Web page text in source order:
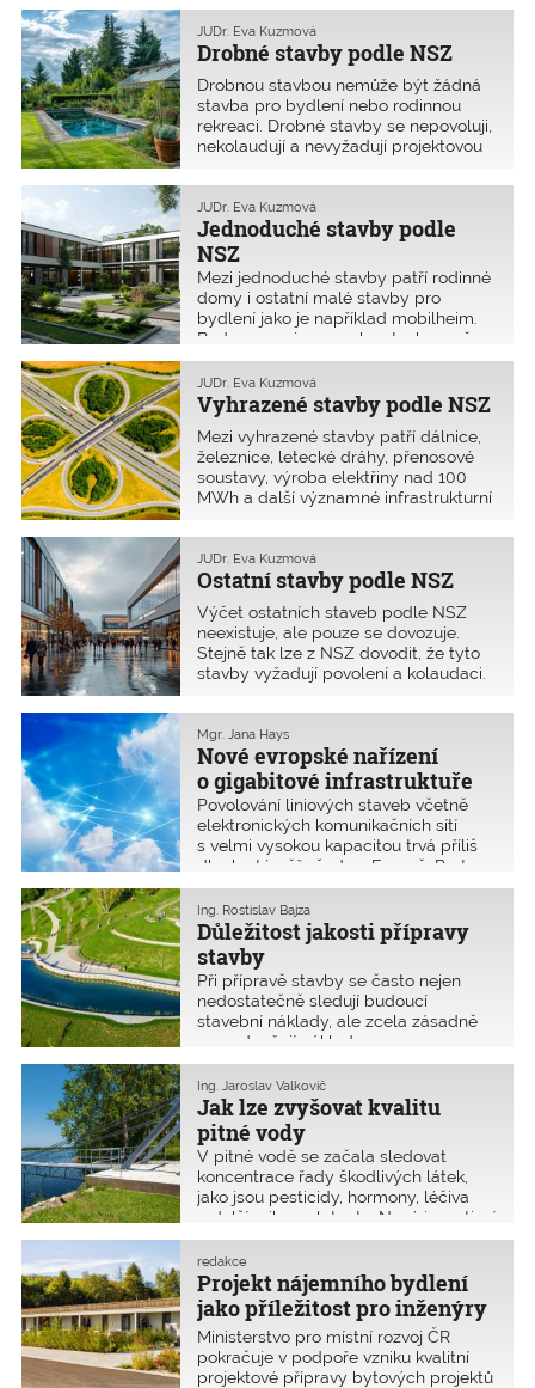
zákona v závislosti na tom, zda se
jedná o drobné, jednoduché,
vyhrazené a ostatní stavby. Tyto
novely nového stavebního zákona
změnily zařazení některých staveb. K
nejzásadnější změně patří to, že
stavba pro bydlení nemůže být
Drobné stavby podle NSZ
JUDr. Eva Kuzmová
Drobnou stavbou nemůže být žádná
stavba pro bydlení nebo rodinnou
rekreaci. Drobné stavby se nepovoluji,
nekolaudují a nevyžadují projektovou
svépomocí. Přinášíme podrobnou
právní analýzu požadavků na skupinu
drobných staveb definovaných v
příloze č. 1 NSZ.
Jednoduché stavby podle
NSZ
JUDr. Eva Kuzmová
Mezi jednoduché stavby patří rodinné
domy i ostatní malé stavby pro
bydlení jako je například mobilheim.
Budou se nejen povolovat, ale nově
opět i kolaudovat. Přinášíme
podrobnou právní analýzu požadavků
na skupinu jednoduchých staveb
definovaných v příloze č. 2 NSZ.
Vyhrazené stavby podle NSZ
JUDr. Eva Kuzmová
Mezi vyhrazené stavby patří dálnice,
železnice, letecké dráhy, přenosové
soustavy, výroba elektřiny nad 100
MWh a další významné infrastrukturní
speciální úřad DESÚ. Přinášíme
podrobnou právní analýzu požadavků
na skupinu vyhrazených staveb
definovaných v příloze č. 3 NSZ.
Ostatní stavby podle NSZ
JUDr. Eva Kuzmová
Výčet ostatních staveb podle NSZ
neexistuje, ale pouze se dovozuje.
Stejně tak lze z NSZ dovodit, že tyto
stavby vyžadují povolení a kolaudaci.
výčtu drobných, jednoduchých a
vyhrazených staveb. Může se tedy
pozemní komunikace s výjimkou
dálnic, jinde neuvedená vodní díla,
školy, nemocnice, bytové, obchodní či
kancelářské domy, skladové a
průmyslové haly a další.
Nové evropské nařízení
o gigabitové infrastruktuře
Mgr. Jana Hays
Povolování liniových staveb včetně
elektronických komunikačních sítí
s velmi vysokou kapacitou trvá příliš
dlouho téměř všude v Evropě. Proto
poslední plenární schůze Evropského
parlamentu, která se v tomto
volebním období konala 23. dubna
2024, přijala návrh nařízení s názvem
„Akt o gigabitové infrastruktuře“,
s cílem usnadnit budování
vysokorychlostních sítí elektronických
komunikací. V Evropském věstníku by
účinnost tohoto nařízení se
předpokládá již od prosince 2025.
Důležitost jakosti přípravy
stavby
Ing. Rostislav Bajza
Při přípravě stavby se často nejen
nedostatečně sledují budoucí
stavební náklady, ale zcela zásadně
se podceňují náklady na provoz
a údržbu této stavby. Ty nebývají
rozhodujícím kritériem ani při
zhotovování stavby. Po kolaudaci se
pak mnohý stavebník začne divit.
Jak lze zvyšovat kvalitu
pitné vody
Ing. Jaroslav Valkovič
V pitné vodě se začala sledovat
koncentrace řady škodlivých látek,
jako jsou pesticidy, hormony, léčiva
a další mikropolutanty. Nové inovativní
technologie se je snaží z vody
odstraňovat. Celkem bylo během
dvou dnů konference Voda Zlín
2024 nejen na toto téma předneseno
30 přednášek a všechny jsou
dostupné ve sborníku na stránkách
mvs.cz.
Projekt nájemního bydlení
jako příležitost pro inženýry
a architekty
redakce
Ministerstvo pro místní rozvoj ČR
pokračuje v podpoře vzniku kvalitní
projektové přípravy bytových projektů